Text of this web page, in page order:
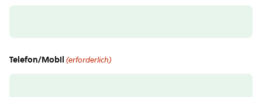
Telefon/Mobil (erforderlich)